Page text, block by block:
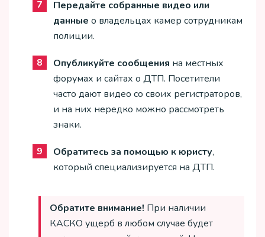
Передайте собранные видео или
данные о владельцах камер сотрудникам
полиции.
Опубликуйте сообщения на местных
форумах и сайтах о ДТП. Посетители
часто дают видео со своих регистраторов,
и на них нередко можно рассмотреть
знаки.
Обратитесь за помощью к юристу,
который специализируется на ДТП.
Обратите внимание! При наличии
КАСКО ущерб в любом случае будет